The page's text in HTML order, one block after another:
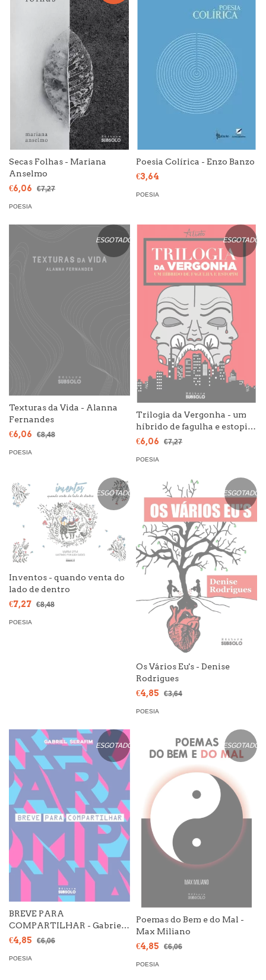
Secas Folhas - Mariana
Anselmo
€6,06
€7,27
POESIA
Poesia Colírica - Enzo Banzo
€3,64
POESIA
ESGOTADO
Texturas da Vida - Alanna
Fernandes
€6,06
€8,48
POESIA
ESGOTADO
Trilogia da Vergonha - um
híbrido de fagulha e estopim
- Alberto
€6,06 €7,27
POESIA
ESGOTADO
Inventos - quando venta do
lado de dentro
€7,27 €8,48
POESIA
ESGOTADO
Os Vários Eu's - Denise
Rodrigues
€4,85
€3,64
POESIA
ESGOTADO
BREVE PARA
COMPARTILHAR - Gabriel
Serafim
€4,85 €6,06
POESIA
ESGOTADO
Poemas do Bem e do Mal -
Max Miliano
€4,85
€6,06
POESIA